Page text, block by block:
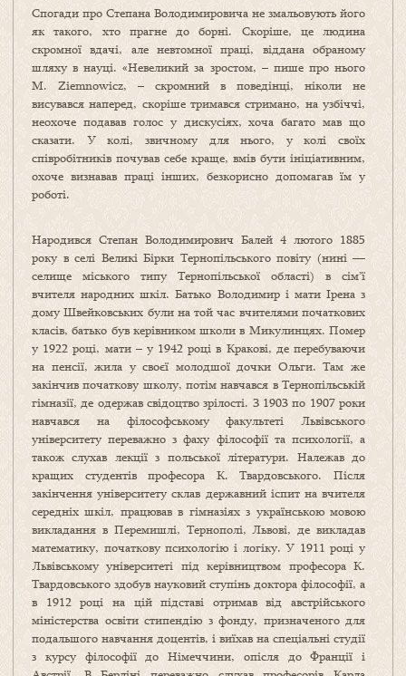
Спогади про Степана Володимировича не змальовують його
як такого, хто прагне до борні. Скоріше, це людина
скромної вдачі, але невтомної праці, віддана обраному
шляху в науці. «Невеликий за зростом, – пише про нього
M. Ziemnowicz, – скромний в поведінці, ніколи не
висувався наперед, скоріше тримався стримано, на узбіччі,
неохоче подавав голос у дискусіях, хоча багато мав що
сказати. У колі, звичному для нього, у колі своїх
співробітників почував себе краще, вмів бути ініціативним,
охоче визнавав праці інших, безкорисно допомагав їм у
роботі.
Народився Степан Володимирович Балей 4 лютого 1885
року в селі Великі Бірки Тернопільського повіту (нині —
селище міського типу Тернопільської області) в сім’ї
вчителя народних шкіл. Батько Володимир і мати Ірена з
дому Швейковських були на той час вчителями початкових
класів, батько був керівником школи в Микулинцях. Помер
у 1922 році, мати – у 1942 році в Кракові, де перебуваючи
на пенсії, жила у своєї молодшої дочки Ольги. Там же
закінчив початкову школу, потім навчався в Тернопільській
гімназії, де одержав свідоцтво зрілості. З 1903 по 1907 роки
навчався на філософському факультеті Львівського
університету переважно з фаху філософії та психології, а
також слухав лекції з польської літератури. Належав до
кращих студентів професора К. Твардовського. Після
закінчення університету склав державний іспит на вчителя
середніх шкіл, працював в гімназіях з українською мовою
викладання в Перемишлі, Тернополі, Львові, де викладав
математику, початкову психологію і логіку. У 1911 році у
Львівському університеті під керівництвом професора К.
Твардовського здобув науковий ступінь доктора філософії, а
в 1912 році на цій підставі отримав від австрійського
міністерства освіти стипендію з фонду, призначеного для
подальшого навчання доцентів, і виїхав на спеціальні студії
з курсу філософії до Німеччини, опісля до Франції і